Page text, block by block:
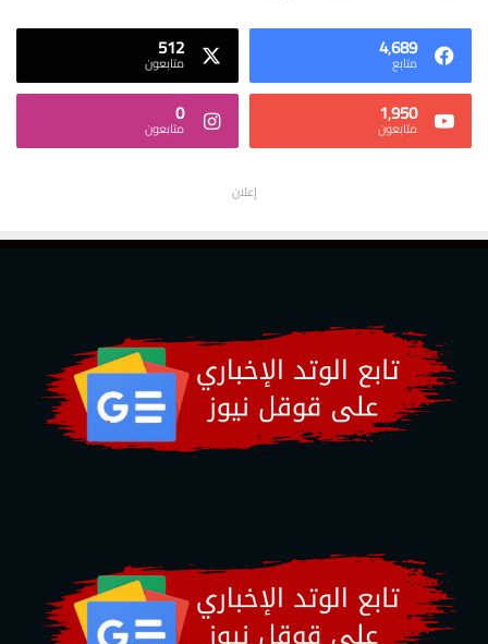
4٬689
متابع 512
متابعون
1٬950
متابعون 0
متابعون
إعلان